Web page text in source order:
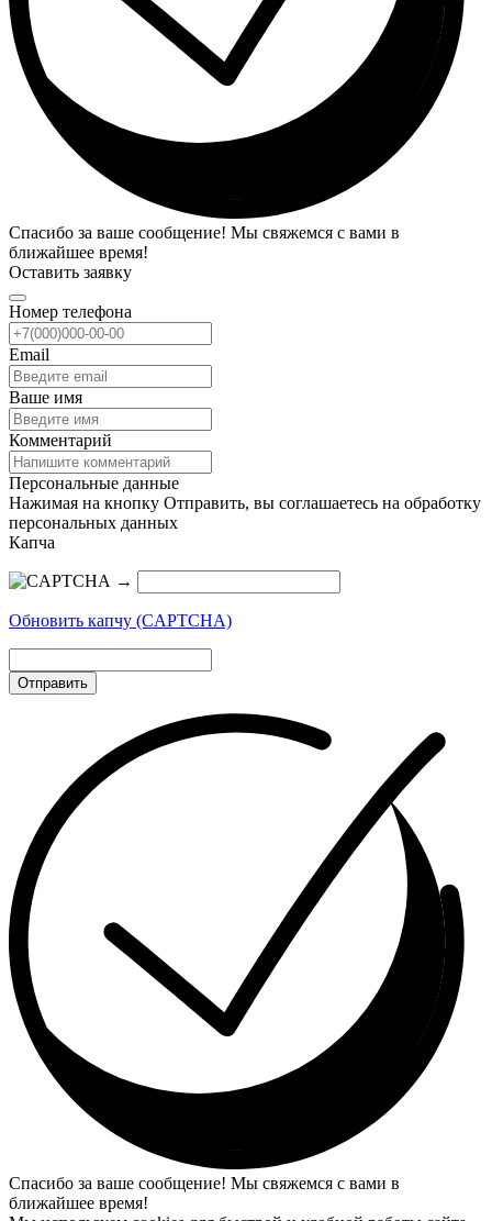
Спасибо за ваше сообщение! Мы свяжемся с вами в
ближайшее время!
Оставить заявку
Номер телефона
Email
Ваше имя
Комментарий
Персональные данные
Нажимая на кнопку Отправить, вы соглашаетесь на обработку
персональных данных
Капча
→
Обновить капчу (CAPTCHA)
Отправить
Спасибо за ваше сообщение! Мы свяжемся с вами в
ближайшее время!